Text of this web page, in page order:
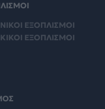
ΕΞΟΠΛΙΣΜΟΙ
ΕΞΟΠΛΙΣΜΟΙ